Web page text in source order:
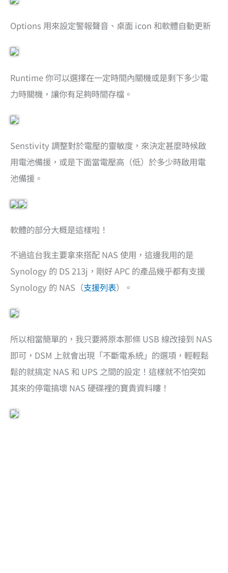
Options 用來設定警報聲音、桌面 icon 和軟體自動更新
Runtime 你可以選擇在一定時間內關機或是剩下多少電
力時關機，讓你有足夠時間存檔。
Senstivity 調整對於電壓的靈敏度，來決定甚麼時候啟
用電池備援，或是下面當電壓高（低）於多少時啟用電
池備援。
軟體的部分大概是這樣啦！
不過這台我主要拿來搭配 NAS 使用，這邊我用的是
Synology 的 DS 213j，剛好 APC 的產品幾乎都有支援
Synology 的 NAS（支援列表）。
所以相當簡單的，我只要將原本那條 USB 線改接到 NAS
即可，DSM 上就會出現「不斷電系統」的選項，輕輕鬆
鬆的就搞定 NAS 和 UPS 之間的設定！這樣就不怕突如
其來的停電搞壞 NAS 硬碟裡的寶貴資料瞜！